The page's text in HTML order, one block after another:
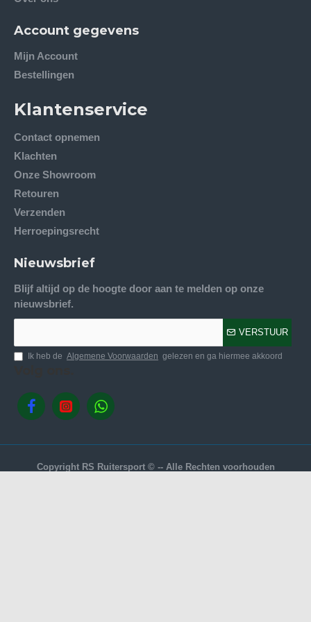
Account gegevens
Mijn Account
Bestellingen
Klantenservice
Contact opnemen
Klachten
Onze Showroom
Retouren
Verzenden
Herroepingsrecht
Nieuwsbrief
Blijf altijd op de hoogte door aan te melden op onze
nieuwsbrief.
VERSTUUR
Ik heb de Algemene Voorwaarden gelezen en ga hiermee akkoord
Copyright RS Ruitersport © -- Alle Rechten voorhouden